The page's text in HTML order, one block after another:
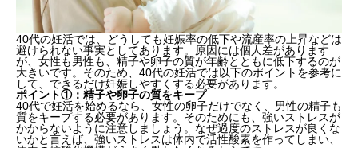
40代の妊活では、どうしても妊娠率の低下や流産率の上昇などは
避けられない事実としてあります。原因には個人差があります
が、女性も男性も、精子や卵子の質が年齢とともに低下するのが
大きいです。そのため、40代の妊活では以下のポイントを参考に
して、できるだけ妊娠しやすくする必要があります。
ポイント①：精子や卵子の質をキープ
40代で妊活を始めるなら、女性の卵子だけでなく、男性の精子も
質をキープする必要があります。そのためにも、強いストレスが
かからないように注意しましょう。なぜ過度のストレスが良くな
いかと言えば、強いストレスは体内で活性酸素を作ってしまい、